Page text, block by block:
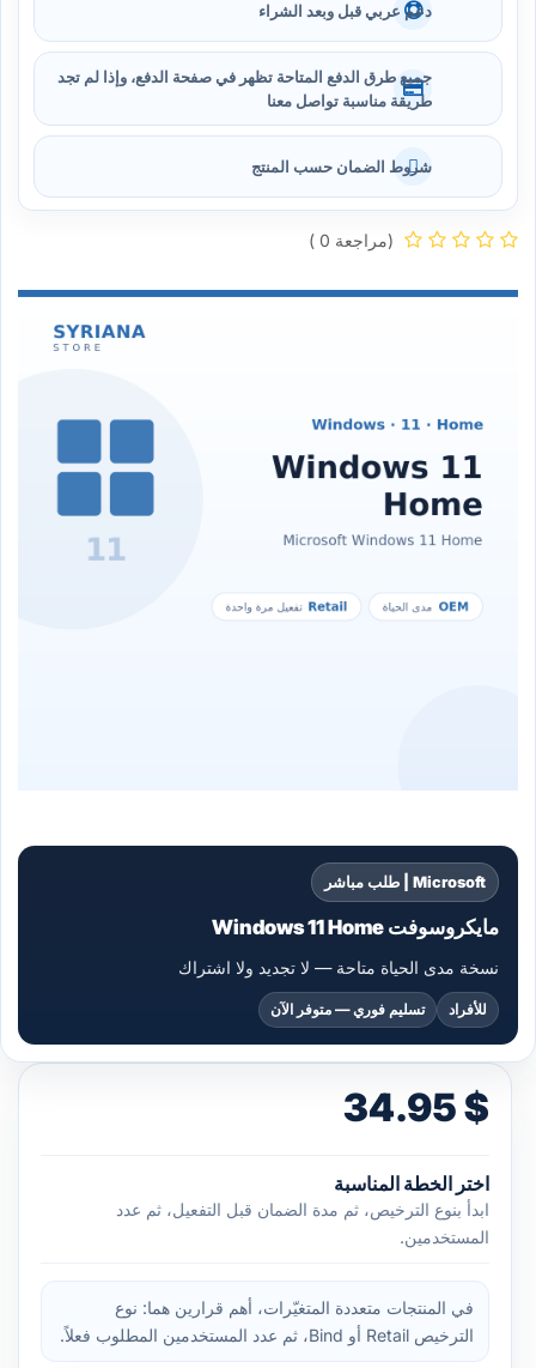
دعم عربي قبل وبعد الشراء
جميع طرق الدفع المتاحة تظهر في صفحة الدفع، وإذا لم تجد
طريقة مناسبة تواصل معنا
شروط الضمان حسب المنتج
(مراجعة 0 )
Microsoft | طلب مباشر
مايكروسوفت Windows 11 Home
نسخة مدى الحياة متاحة — لا تجديد ولا اشتراك
للأفراد تسليم فوري — متوفر الآن
$
34.95
اختر الخطة المناسبة
ابدأ بنوع الترخيص، ثم مدة الضمان قبل التفعيل، ثم عدد
المستخدمين.
في المنتجات متعددة المتغيّرات، أهم قرارين هما: نوع
الترخيص Retail أو Bind، ثم عدد المستخدمين المطلوب فعلاً.